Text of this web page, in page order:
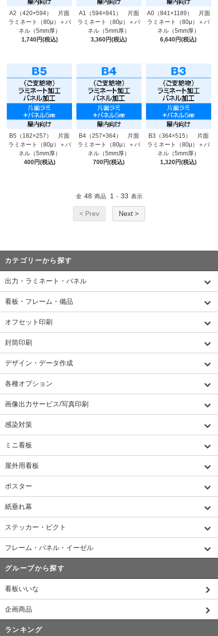
A2（420×594） 片面
ラミネート（80μ）＋パ
ネル（5mm厚）
1,740円(税込)
A1（594×841） 片面
ラミネート（80μ）＋パ
ネル（5mm厚）
3,360円(税込)
A0（841×1189） 片面
ラミネート（80μ）＋パ
ネル（5mm厚）
6,640円(税込)
B5（182×257） 片面
ラミネート（80μ）＋パ
ネル（5mm厚）
400円(税込)
B4（257×364） 片面
ラミネート（80μ）＋パ
ネル（5mm厚）
700円(税込)
B3（364×515） 片面
ラミネート（80μ）＋パ
ネル（5mm厚）
1,320円(税込)
全 48 商品 1 - 33 表示
< Prev Next >
カテゴリーから探す
出力・ラミネート・パネル
看板・フレーム・備品
オフセット印刷
封筒印刷
デザイン・データ作成
各種オプション
画像出力サービス/写真印刷
感染対策
ミニ看板
屋外用看板
ポスター
紙垂れ幕
ステッカー・ピクト
フレーム・パネル・イーゼル
グループから探す
看板いいな
企画商品
ランキング